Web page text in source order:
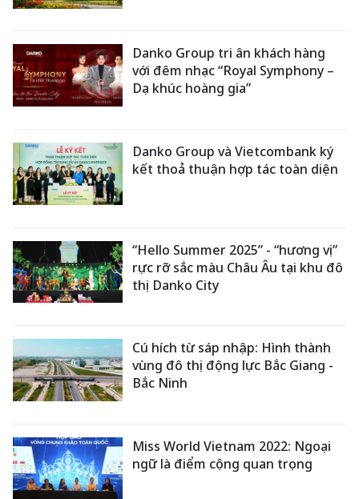
Danko Group tri ân khách hàng
với đêm nhạc “Royal Symphony –
Dạ khúc hoàng gia”
Danko Group và Vietcombank ký
kết thoả thuận hợp tác toàn diện
“Hello Summer 2025” - “hương vị”
rực rỡ sắc màu Châu Âu tại khu đô
thị Danko City
Cú hích từ sáp nhập: Hình thành
vùng đô thị động lực Bắc Giang -
Bắc Ninh
Miss World Vietnam 2022: Ngoại
ngữ là điểm cộng quan trọng